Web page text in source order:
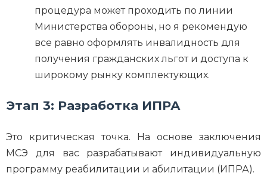
процедура может проходить по линии
Министерства обороны, но я рекомендую
все равно оформлять инвалидность для
получения гражданских льгот и доступа к
широкому рынку комплектующих.
Этап 3: Разработка ИПРА
Это критическая точка. На основе заключения
МСЭ для вас разрабатывают индивидуальную
программу реабилитации и абилитации (ИПРА).